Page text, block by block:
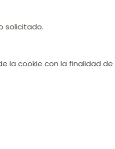
solicitado.
la cookie con la finalidad